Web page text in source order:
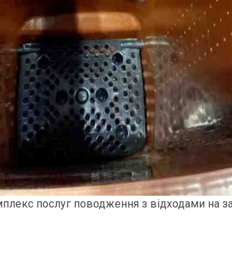
послуг поводження з відходами на